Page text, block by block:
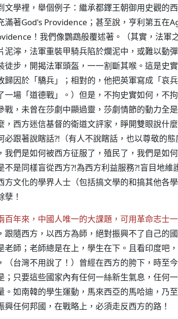
文學裡，舉個例子：繼承都鐸王朝御用史觀的
滿著God's Providence；甚至說，亨利第五在
！我們像鸚鵡般覆述著。（其實，法
泥濘，法軍重裝甲騎兵陷於爛泥中，或難以動
徒步，開揭法軍頭盔，一一割斷其喉。這是史
歸因於「驕兵」；相對的，他把英軍寫成「哀
一場「道德戰」。）但是，不拘史實如何，不
戰，未曾在莎劇中顯過靈，莎劇情節的動力全
，西方迷信基督的衛道文評家，睜開雙眼說什
必跟著說瞎話?!（有人不說瞎話，也以尊敬的
我們是如何被西方征服了，殖民了，我們是如
不是同樣盲從西方?!為西方利益服務?!盲目地
方文化的學界人士（包括搞文學的和搞其他各
孽！
百年來，中國人唯一的大課題，可用革命志士
跟隨西方，以西方為師，絕對振興不了自己的
老師；老師總是在上，學生在下。且看印度吧
（台灣不用說了！）曾經在西方的胯下，時至
；只要這些國家內有任何一絲新生氣息，任何
。如南韓的學生運動，馬來西亞的馬哈迪，乃
興任何邦國，在戰略上，必須走反西方的路！